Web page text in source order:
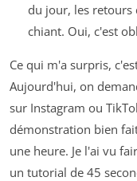
du jour, les retours
chiant. Oui, c'est
Ce qui m'a surpris,
Aujourd'hui, on
sur Instagram ou
démonstration bien
une heure. Je l'ai vu
un tutorial de 45